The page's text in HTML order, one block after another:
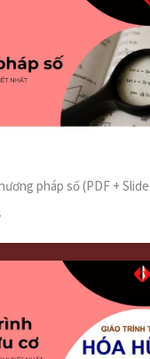
pháp số (PDF +